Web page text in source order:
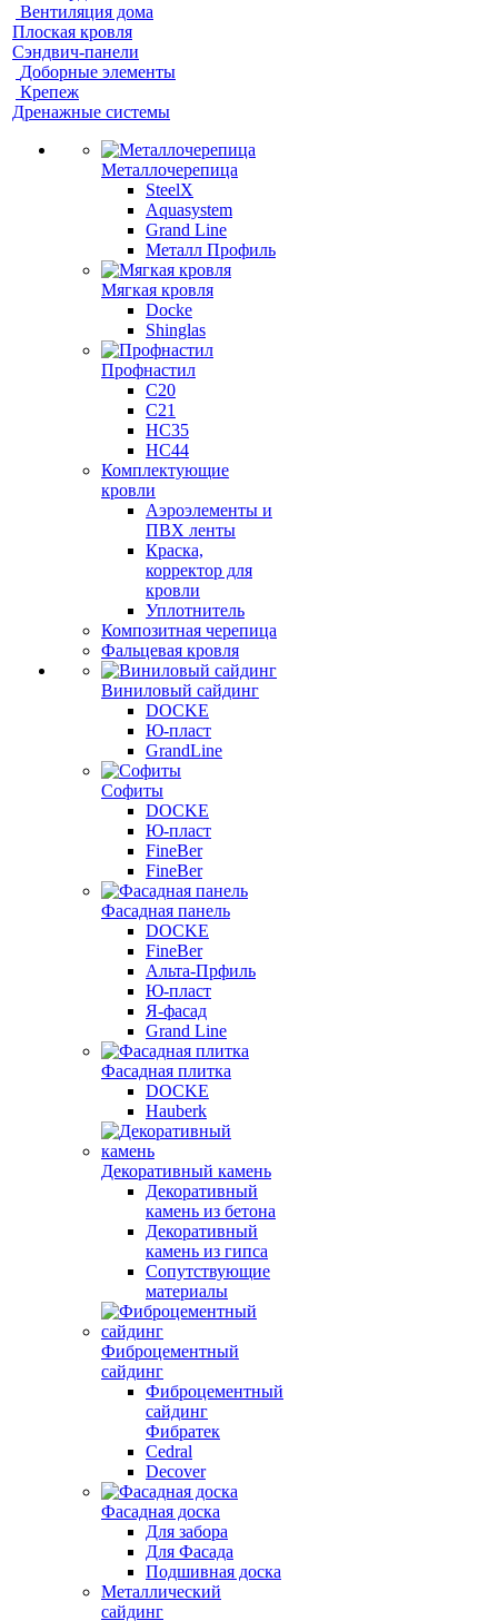
Вентиляция дома
Плоская кровля
Сэндвич-панели
Доборные элементы
Крепеж
Дренажные системы
Металлочерепица
SteelX
Aquasystem
Grand Line
Металл Профиль
Мягкая кровля
Docke
Shinglas
Профнастил
C20
C21
НС35
НС44
Комплектующие
кровли
Аэроэлементы и
ПВХ ленты
Краска,
корректор для
кровли
Уплотнитель
Композитная черепица
Фальцевая кровля
Виниловый сайдинг
DOCKE
Ю-пласт
GrandLine
Софиты
DOCKE
Ю-пласт
FineBer
FineBer
Фасадная панель
DOCKE
FineBer
Альта-Прфиль
Ю-пласт
Я-фасад
Grand Line
Фасадная плитка
DOCKE
Hauberk
Декоративный камень
Декоративный
камень из бетона
Декоративный
камень из гипса
Сопутствующие
материалы
Фиброцементный
сайдинг
Фиброцементный
сайдинг
Фибратек
Cedral
Decover
Фасадная доска
Для забора
Для Фасада
Подшивная доска
Металлический
сайдинг